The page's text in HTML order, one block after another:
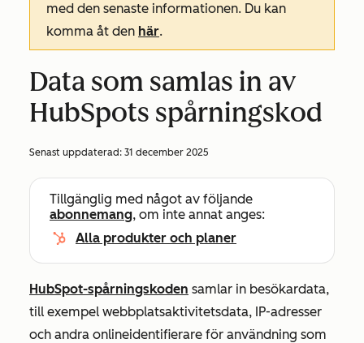
med den senaste informationen. Du kan
komma åt den här.
Data som samlas in av
HubSpots spårningskod
Senast uppdaterad: 31 december 2025
Tillgänglig med något av följande
abonnemang, om inte annat anges:
Alla produkter och planer
HubSpot-spårningskoden samlar in besökardata,
till exempel webbplatsaktivitetsdata, IP-adresser
och andra onlineidentifierare för användning som